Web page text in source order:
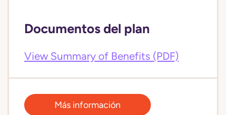
Documentos del plan
View Summary of Benefits (PDF)
Más información